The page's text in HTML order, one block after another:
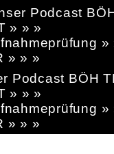
Podcast
» » »
»
» » »
Podcast BÖH
» » »
»
» » »